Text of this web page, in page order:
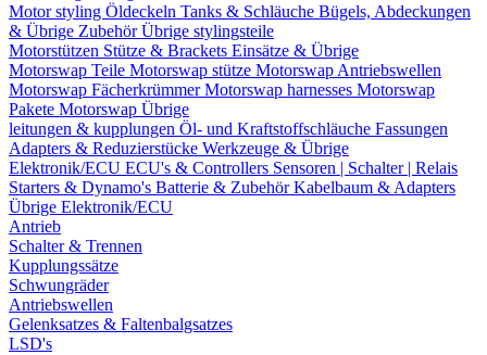
Motor styling Öldeckeln Tanks & Schläuche Bügels, Abdeckungen
& Übrige ZubehörÜbrige stylingsteile
Motorstützen Stütze & Brackets Einsätze & Übrige
Motorswap Teile Motorswap stütze Motorswap Antriebswellen
Motorswap FächerkrümmerMotorswap harnesses Motorswap
Pakete Motorswap Übrige
leitungen & kupplungen Öl- und Kraftstoffschläuche Fassungen
Adapters & Reduzierstücke Werkzeuge & Übrige
Elektronik/ECU ECU's & Controllers Sensoren | Schalter | Relais
Starters & Dynamo's Batterie & ZubehörKabelbaum & Adapters
Übrige Elektronik/ECU
Antrieb
Schalter & Trennen
Kupplungssätze
Schwungräder
Antriebswellen
Gelenksatzes & Faltenbalgsatzes
LSD's